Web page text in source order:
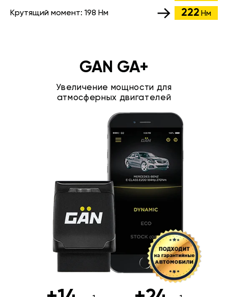
Крутящий момент: 198 Нм 222 Нм
GAN GA+
Увеличение мощности для
атмосферных двигателей